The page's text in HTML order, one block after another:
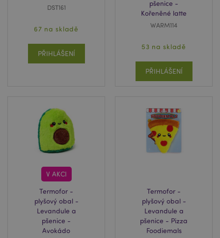
DST161
67 na skladě
PŘIHLÁŠENÍ
pšenice -
Kořeněné latte
WARM114
53 na skladě
PŘIHLÁŠENÍ
V AKCI
Termofor -
plyšový obal -
Levandule a
pšenice -
Avokádo
Termofor -
plyšový obal -
Levandule a
pšenice - Pizza
Foodiemals